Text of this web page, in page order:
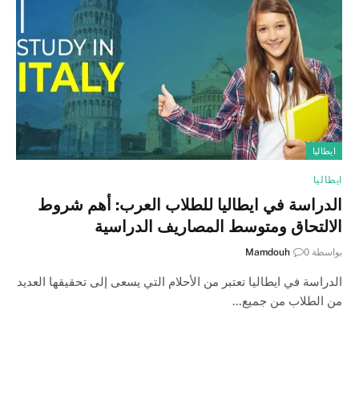
ايطاليا
ايطاليا
الدراسة في ايطاليا للطلاب العرب: أهم شروط
الالتحاق ومتوسط المصاريف الدراسية
بواسطة Mamdouh 0
الدراسة في ايطاليا تعتبر من الأحلام التي يسعى إلى تحقيقها العديد
من الطلاب من جميع…